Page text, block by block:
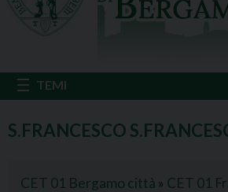
S.FRANCESCO
CET 01 Bergamo città » CET 01